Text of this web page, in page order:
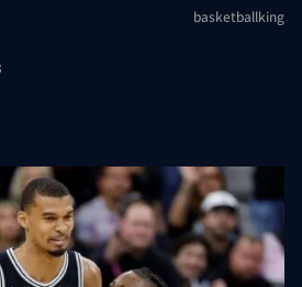
basketballking